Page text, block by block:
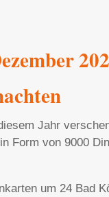
Jahr
Form von 9000
um 24 Bad